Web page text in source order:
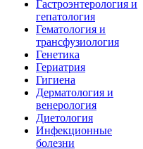
Гастроэнтерология и
гепатология
Гематология и
трансфузиология
Генетика
Гериатрия
Гигиена
Дерматология и
венерология
Диетология
Инфекционные
болезни